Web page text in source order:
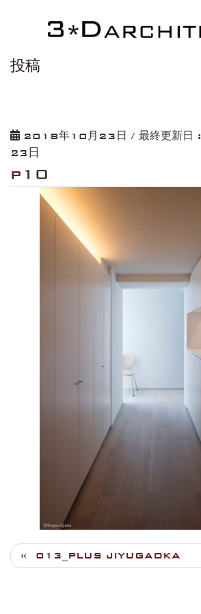
投稿
2018年10月23日 / 最終更新日 :
23日
p10
013_PLUS JIYUGAOKA